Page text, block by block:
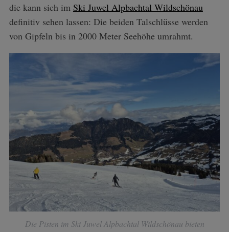
die kann sich im Ski Juwel Alpbachtal Wildschönau
definitiv sehen lassen: Die beiden Talschlüsse werden
von Gipfeln bis in 2000 Meter Seehöhe umrahmt.
Die Pisten im Ski Juwel Alpbachtal Wildschönau bieten